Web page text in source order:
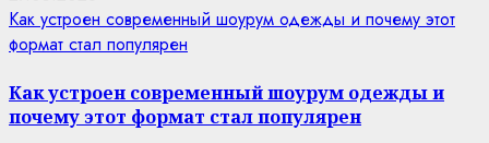
Как устроен современный шоурум одежды и почему этот
формат стал популярен
Как устроен современный шоурум одежды и
почему этот формат стал популярен